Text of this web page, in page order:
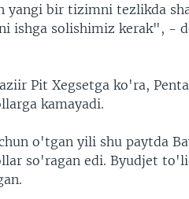
yangi bir tizimni tezlikda
ishga solishimiz kerak", -
Pit Xegsetga ko'ra,
kamayadi.
o'tgan yili shu paytda
so'ragan edi. Byudjet